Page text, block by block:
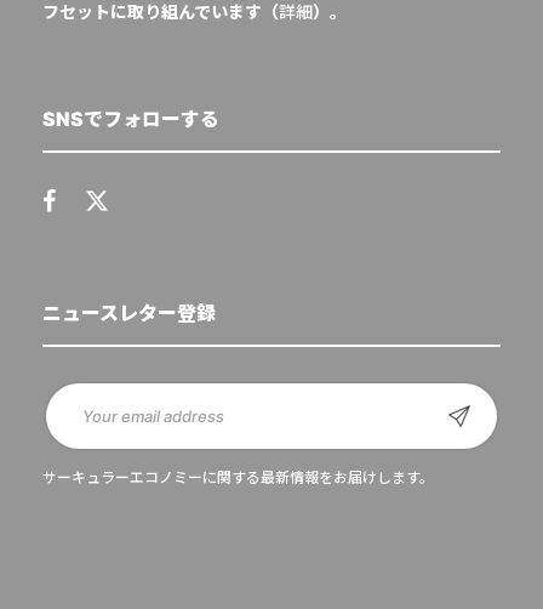
フセットに取り組んでいます（詳細）。
SNSでフォローする
ニュースレター登録
サーキュラーエコノミーに関する最新情報をお届けします。